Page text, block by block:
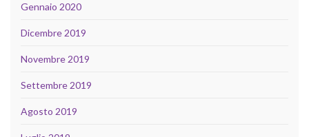
Gennaio 2020
Dicembre 2019
Novembre 2019
Settembre 2019
Agosto 2019